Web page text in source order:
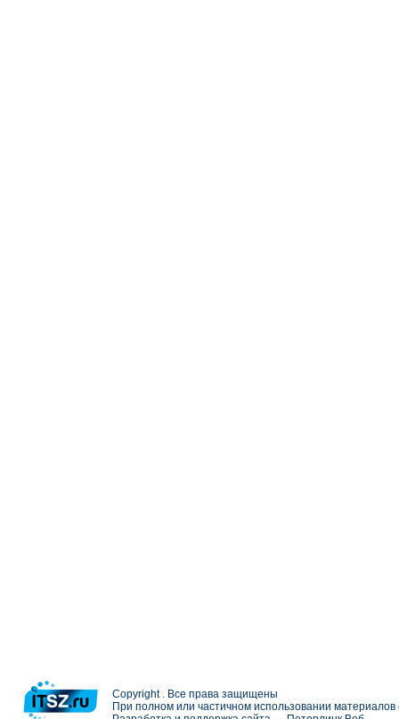
Copyright . Все права защищены
При полном или частичном использовании